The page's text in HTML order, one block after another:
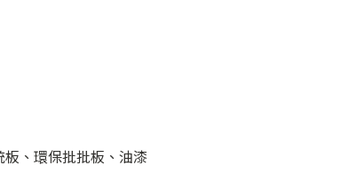
、環保批批板、油漆